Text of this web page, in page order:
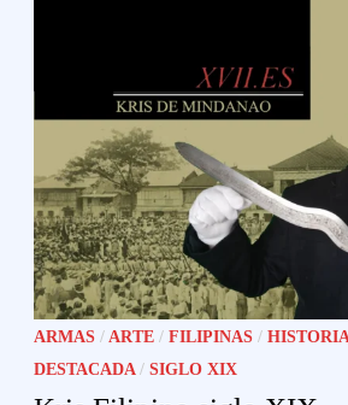
ARMAS / ARTE /FILIPINAS /
DESTACADA /SIGLO XIX